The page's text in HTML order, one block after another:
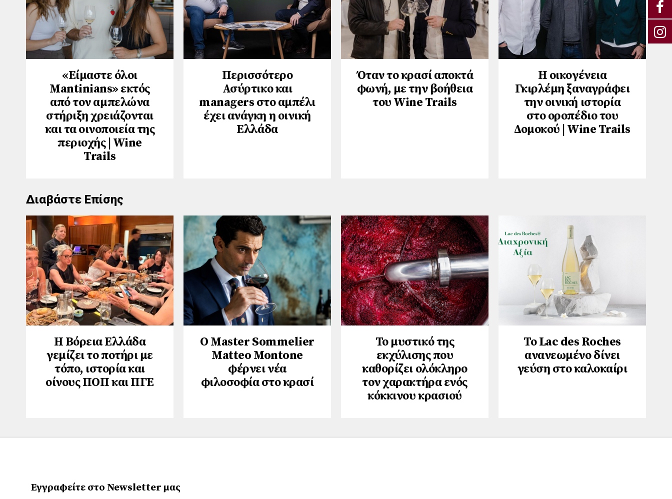
«Είμαστε όλοι
Mantinians» εκτός
από τον αμπελώνα
στήριξη χρειάζονται
και τα οινοποιεία της
περιοχής | Wine
Trails
Περισσότερο
Ασύρτικο και
managers στο αμπέλι
έχει ανάγκη η οινική
Ελλάδα
Όταν το κρασί αποκτά
φωνή, με την βοήθεια
του Wine Trails
Η οικογένεια
Γκιρλέμη ξαναγράφει
την οινική ιστορία
στο οροπέδιο του
Δομοκού | Wine Trails
Διαβάστε Επίσης
Η Βόρεια Ελλάδα
γεμίζει το ποτήρι με
τόπο, ιστορία και
οίνους ΠΟΠ και ΠΓΕ
Ο Master Sommelier
Matteo Montone
φέρνει νέα
φιλοσοφία στο κρασί
Το μυστικό της
εκχύλισης που
καθορίζει ολόκληρο
τον χαρακτήρα ενός
κόκκινου κρασιού
Το Lac des Roches
ανανεωμένο δίνει
γεύση στο καλοκαίρι
Εγγραφείτε στο Newsletter μας